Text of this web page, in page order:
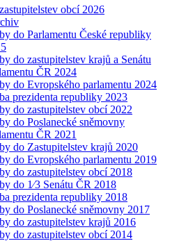
obcí 2026
do Parlamentu České republiky
do zastupitelstev krajů a Senátu
ČR 2024
do Evropského parlamentu 2024
prezidenta republiky 2023
do zastupitelstev obcí 2022
do Poslanecké sněmovny
ČR 2021
do Zastupitelstev krajů 2020
do Evropského parlamentu 2019
do zastupitelstev obcí 2018
do 1⁄3 Senátu ČR 2018
prezidenta republiky 2018
do Poslanecké sněmovny 2017
do zastupitelstev krajů 2016
do zastupitelstev obcí 2014